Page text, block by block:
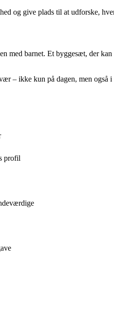
og give plads til at udforske,
med barnet. Et byggesæt, der
– ikke kun på dagen, men også
profil